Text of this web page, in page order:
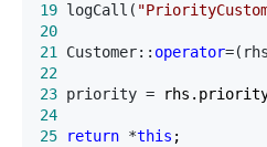
19 logCall( "
20
21
Customer:: operator
22
23 priority =
24
25
return *this